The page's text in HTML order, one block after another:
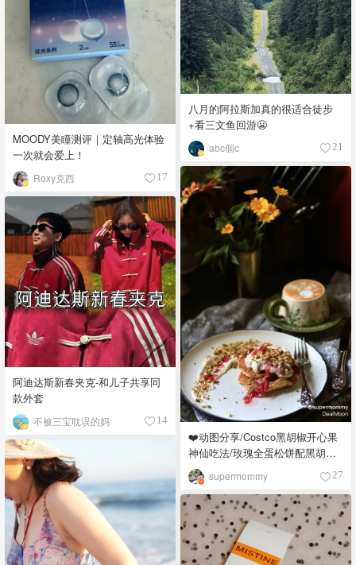
八月的阿拉斯加真的很适合徒步
+看三文鱼回游😬
abc個c 21
MOODY美瞳测评｜定轴高光体验
一次就会爱上！
Roxy克西 17
❤️动图分享/Costco黑胡椒开心果
神仙吃法/玫瑰全蛋松饼配黑胡椒
开心果碎太惊艳😍
supermommy 27
阿迪达斯新春夹克-和儿子共享同
款外套
不被三宝耽误的妈 14